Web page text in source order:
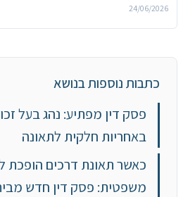
24/06/2026
כתבות נוספות בנושא
פסק דין מפתיע: נהג בעל
באחריות חלקית לתאונה
כאשר תאונת דרכים הופכת
משפטית: פסק דין חדש